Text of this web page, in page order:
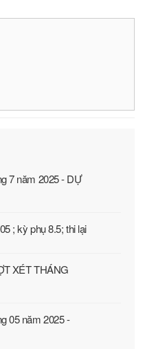
7 năm 2025 - DỰ
; kỳ phụ 8.5; thi lại
XÉT THÁNG
05 năm 2025 -